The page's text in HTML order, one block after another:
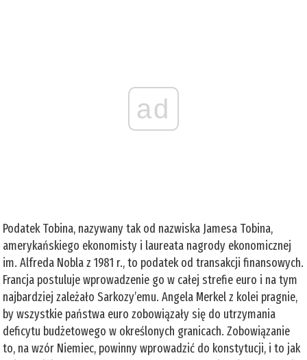
ad
Podatek Tobina, nazywany tak od nazwiska Jamesa Tobina,
amerykańskiego ekonomisty i laureata nagrody ekonomicznej
im. Alfreda Nobla z 1981 r., to podatek od transakcji finansowych.
Francja postuluje wprowadzenie go w całej strefie euro i na tym
najbardziej zależało Sarkozy’emu. Angela Merkel z kolei pragnie,
by wszystkie państwa euro zobowiązały się do utrzymania
deficytu budżetowego w określonych granicach. Zobowiązanie
to, na wzór Niemiec, powinny wprowadzić do konstytucji, i to jak